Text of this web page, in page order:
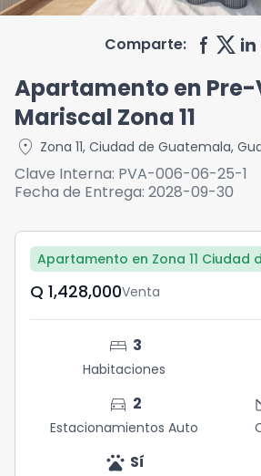
Comparte:
Apartamento en
Mariscal Zona 11
location_on Zona 11, Ciudad de Guatemala,
Clave Interna: PVA-006-06-25-1
Fecha de Entrega: 2028-09-30
Apartamento en Zona 11 Ciudad
Q	1,428,000Venta
bed 3
Habitaciones
directions_car 2
Estacionamientos Auto
pets Sí